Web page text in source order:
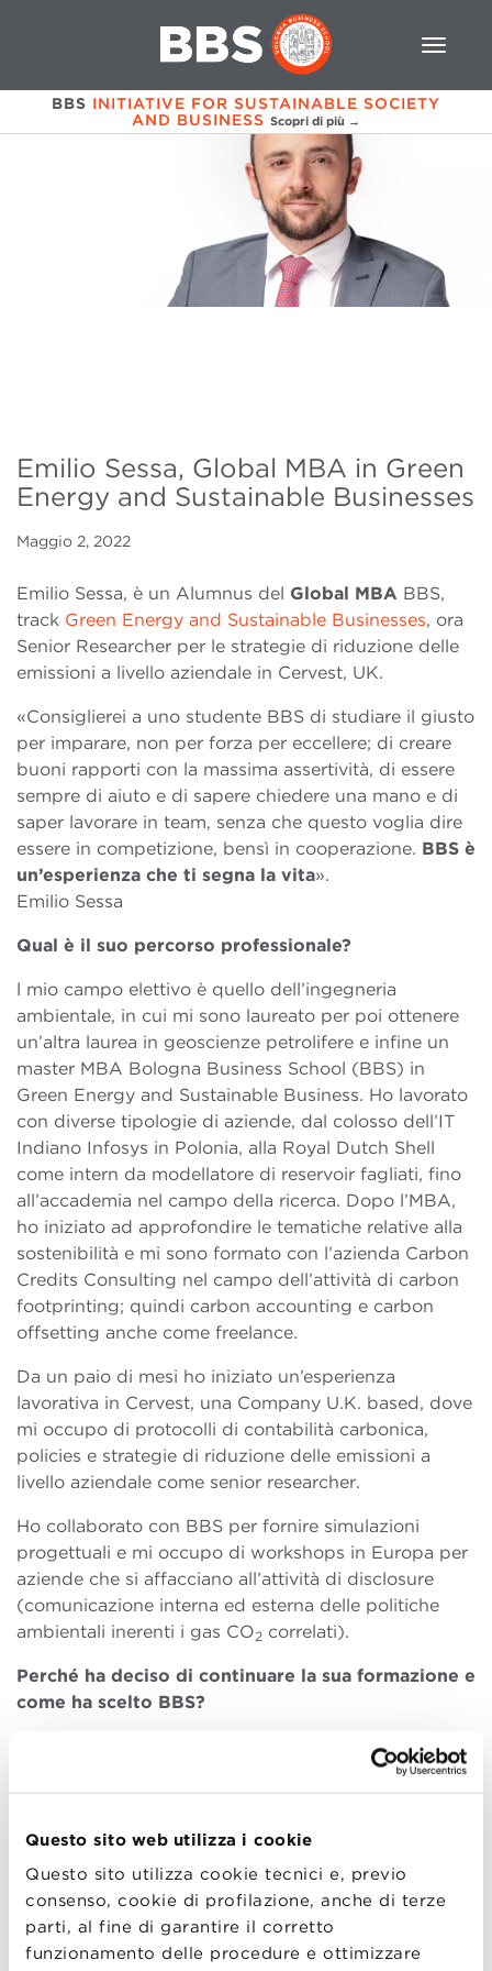
Questo sito web utilizza i cookie
Questo sito utilizza cookie tecnici e, previo
consenso, cookie di profilazione, anche di terze
parti, al fine di garantire il corretto
funzionamento delle procedure e ottimizzare
BBS INITIATIVE FOR SUSTAINABLE SOCIETY
AND BUSINESS Scopri di più →
Emilio Sessa, Global MBA in Green
Energy and Sustainable Businesses
Maggio 2, 2022
Emilio Sessa, è un Alumnus del Global MBA BBS,
track Green Energy and Sustainable Businesses, ora
Senior Researcher per le strategie di riduzione delle
emissioni a livello aziendale in Cervest, UK.
«Consiglierei a uno studente BBS di studiare il giusto
per imparare, non per forza per eccellere; di creare
buoni rapporti con la massima assertività, di essere
sempre di aiuto e di sapere chiedere una mano e di
saper lavorare in team, senza che questo voglia dire
essere in competizione, bensì in cooperazione. BBS è
un’esperienza che ti segna la vita».
Emilio Sessa
Qual è il suo percorso professionale?
l mio campo elettivo è quello dell’ingegneria
ambientale, in cui mi sono laureato per poi ottenere
un’altra laurea in geoscienze petrolifere e infine un
master MBA Bologna Business School (BBS) in
Green Energy and Sustainable Business. Ho lavorato
con diverse tipologie di aziende, dal colosso dell’IT
Indiano Infosys in Polonia, alla Royal Dutch Shell
come intern da modellatore di reservoir fagliati, fino
all’accademia nel campo della ricerca. Dopo l’MBA,
ho iniziato ad approfondire le tematiche relative alla
sostenibilità e mi sono formato con l’azienda Carbon
Credits Consulting nel campo dell’attività di carbon
footprinting; quindi carbon accounting e carbon
offsetting anche come freelance.
Da un paio di mesi ho iniziato un’esperienza
lavorativa in Cervest, una Company U.K. based, dove
mi occupo di protocolli di contabilità carbonica,
policies e strategie di riduzione delle emissioni a
livello aziendale come senior researcher.
Ho collaborato con BBS per fornire simulazioni
progettuali e mi occupo di workshops in Europa per
aziende che si affacciano all’attività di disclosure
(comunicazione interna ed esterna delle politiche
ambientali inerenti i gas CO2 correlati).
Perché ha deciso di continuare la sua formazione e
come ha scelto BBS?
La prospettiva manageriale-strategica era qualcosa
che mi mancava e talvolta mi si era fatto notare in
sede di colloquio. Sebbene avessi un curriculum
(soprattutto in contesti di start-up o di project
management), serve avere competenze a 360 gradi.
Mi trovavo all’estero, assunto a tempo indeterminato,
ho applicato, ho vinto una borsa di studio
rassegnato le dimissioni e hoiniziato un nuovo